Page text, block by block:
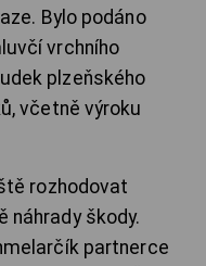
Bylo podáno
vrchního
plzeňského
včetně výroku
rozhodovat
náhrady škody.
partnerce